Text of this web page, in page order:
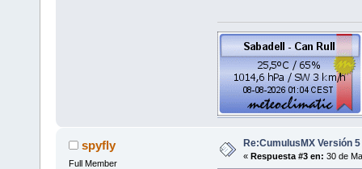
spyfly
Full Member
Re:CumulusMX Versión 5
« Respuesta #3 en: 30 de